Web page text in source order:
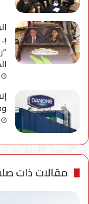
مقالات ذات